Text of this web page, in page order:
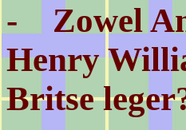
- Zowel
Henry
Britse